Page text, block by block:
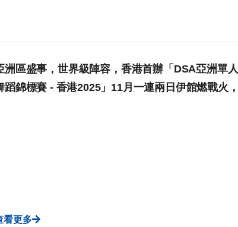
洲區盛事，世界級陣容，香港首辦「DSA亞洲單
蹈錦標賽 - 香港2025」11月一連兩日伊館燃戰火
看更多